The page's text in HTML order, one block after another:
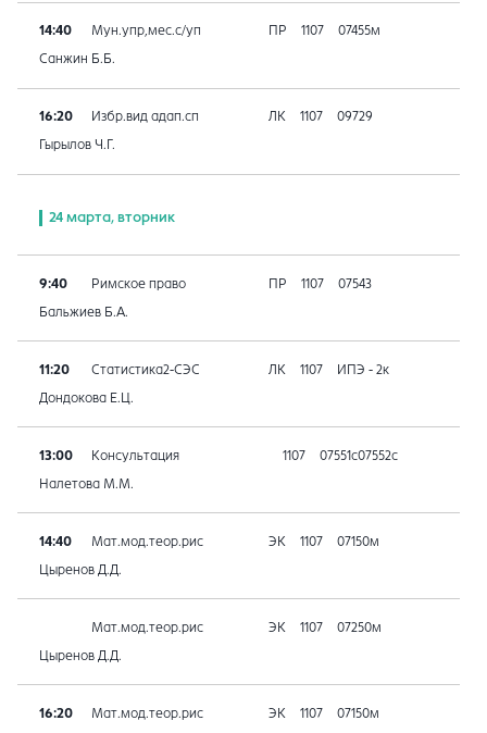
14:40 Мун.упр,мес.с/уп ПР 1107 07455м
Санжин Б.Б.
16:20 Избр.вид адап.сп ЛК 1107 09729
Гырылов Ч.Г.
24 марта, вторник
9:40 Римское право ПР 1107 07543
Бальжиев Б.А.
11:20 Статистика2-СЭС ЛК 1107 ИПЭ - 2к
Дондокова Е.Ц.
13:00 Консультация 1107 07551с07552с
Налетова М.М.
14:40 Мат.мод.теор.рис ЭК 1107 07150м
Цыренов Д.Д.
Мат.мод.теор.рис ЭК 1107 07250м
Цыренов Д.Д.
16:20 Мат.мод.теор.рис ЭК 1107 07150м